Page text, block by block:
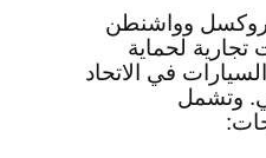
وواشنطن
تجارية لحماية
في الاتحاد
وتشمل